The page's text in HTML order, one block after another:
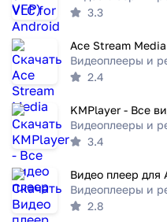
3.3
Ace Stream Media
Видеоплееры и
2.4
KMPlayer - Все
Видеоплееры и
3.4
Видео плеер для
Видеоплееры и
2.8